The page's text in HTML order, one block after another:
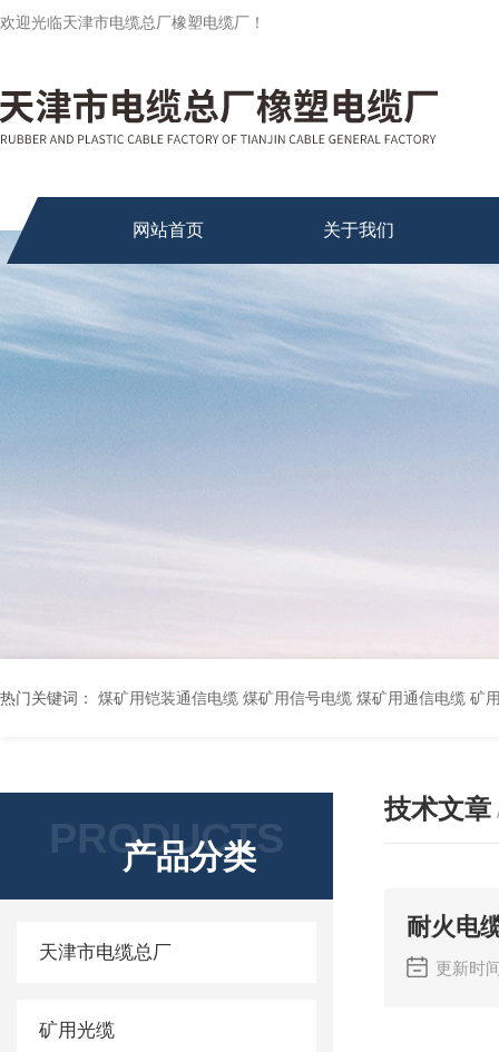
欢迎光临天津市电缆总厂橡塑电缆厂！
网站首页 关于我们
热门关键词： 煤矿用铠装通信电缆 煤矿用信号电缆 煤矿用通信电缆 矿用阻燃通信电缆 矿用监控电缆 矿用通信电缆 橡套软电缆YZ-3*1.5+1 YCW橡胶电缆3*10+1*6 船用橡套软电缆CEFR-3*2.5 煤矿用移动橡套软电缆MY3*4+1*4
PRODUCTS
产品分类
天津市电缆总厂
矿用光缆
技术文章
耐火电
更新时